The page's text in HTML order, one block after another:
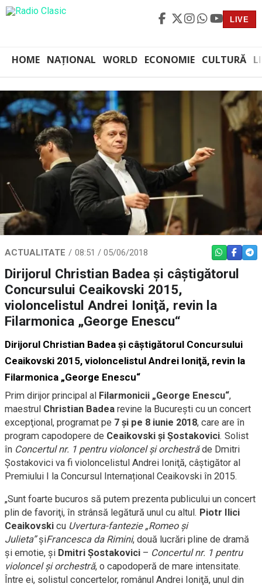
LIVE
HOME NAȚIONAL WORLD ECONOMIE CULTURĂ
ACTUALITATE 08:51 / 05/06/2018 WHATSAPP
Dirijorul Christian Badea şi câștigătorul
Concursului Ceaikovski 2015,
violoncelistul Andrei Ioniţă, revin la
Filarmonica „George Enescu“
Dirijorul Christian Badea şi câștigătorul Concursului
Ceaikovski 2015, violoncelistul Andrei Ioniţă, revin la
Filarmonica „George Enescu“
Prim dirijor principal al Filarmonicii „George Enescu“,
maestrul Christian Badea revine la București cu un concert
excepţional, programat pe 7 şi pe 8 iunie 2018, care are în
program capodopere de Ceaikovski şi Şostakovici. Solist
în Concertul nr. 1 pentru violoncel și orchestrăde Dmitri
Șostakovici va fi violoncelistul Andrei Ioniţă, câştigător al
Premiului I la Concursul Internațional Ceaikovski în 2015.
„Sunt foarte bucuros să putem prezenta publicului un concert
plin de favoriţi, în strânsă legătură unul cu altul. Piotr Ilici
Ceaikovski cu Uvertura-fantezie „Romeo şi
Julieta”şiFrancesca da Rimini, două lucrări pline de dramă
şi emotie, şi Dmitri Șostakovici – Concertul nr. 1 pentru
violoncel și orchestră, o capodoperă de mare intensitate.
Între ei, solistul concertelor, românul Andrei Ioniţă, unul din